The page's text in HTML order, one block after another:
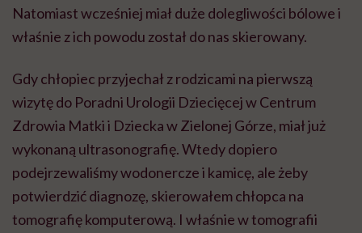
Natomiast wcześniej miał duże dolegliwości bólowe i
właśnie z ich powodu został do nas skierowany.
Gdy chłopiec przyjechał z rodzicami na pierwszą
wizytę do Poradni Urologii Dziecięcej w Centrum
Zdrowia Matki i Dziecka w Zielonej Górze, miał już
wykonaną ultrasonografię. Wtedy dopiero
podejrzewaliśmy wodonercze i kamicę, ale żeby
potwierdzić diagnozę, skierowałem chłopca na
tomografię komputerową. I właśnie w tomografii